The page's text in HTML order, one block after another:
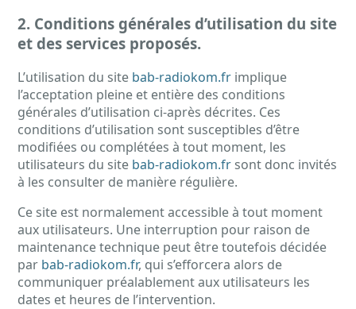
2. Conditions générales d’utilisation du site
et des services proposés.
L’utilisation du site bab-radiokom.fr implique
l’acceptation pleine et entière des conditions
générales d’utilisation ci-après décrites. Ces
conditions d’utilisation sont susceptibles d’être
modifiées ou complétées à tout moment, les
utilisateurs du site bab-radiokom.fr sont donc invités
à les consulter de manière régulière.
Ce site est normalement accessible à tout moment
aux utilisateurs. Une interruption pour raison de
maintenance technique peut être toutefois décidée
par bab-radiokom.fr, qui s’efforcera alors de
communiquer préalablement aux utilisateurs les
dates et heures de l’intervention.